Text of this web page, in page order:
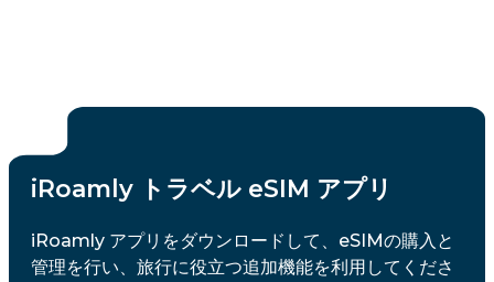
iRoamly トラベル eSIM アプリ
iRoamly アプリをダウンロードして、eSIMの購入と
管理を行い、旅行に役立つ追加機能を利用してくださ